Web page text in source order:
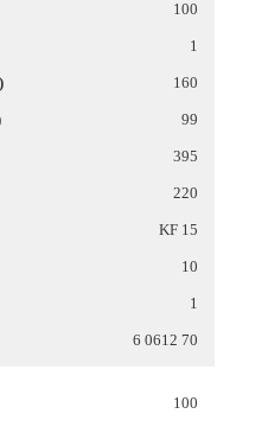
100
1
160
99
395
220
KF 15
10
1
6 0612 70
100